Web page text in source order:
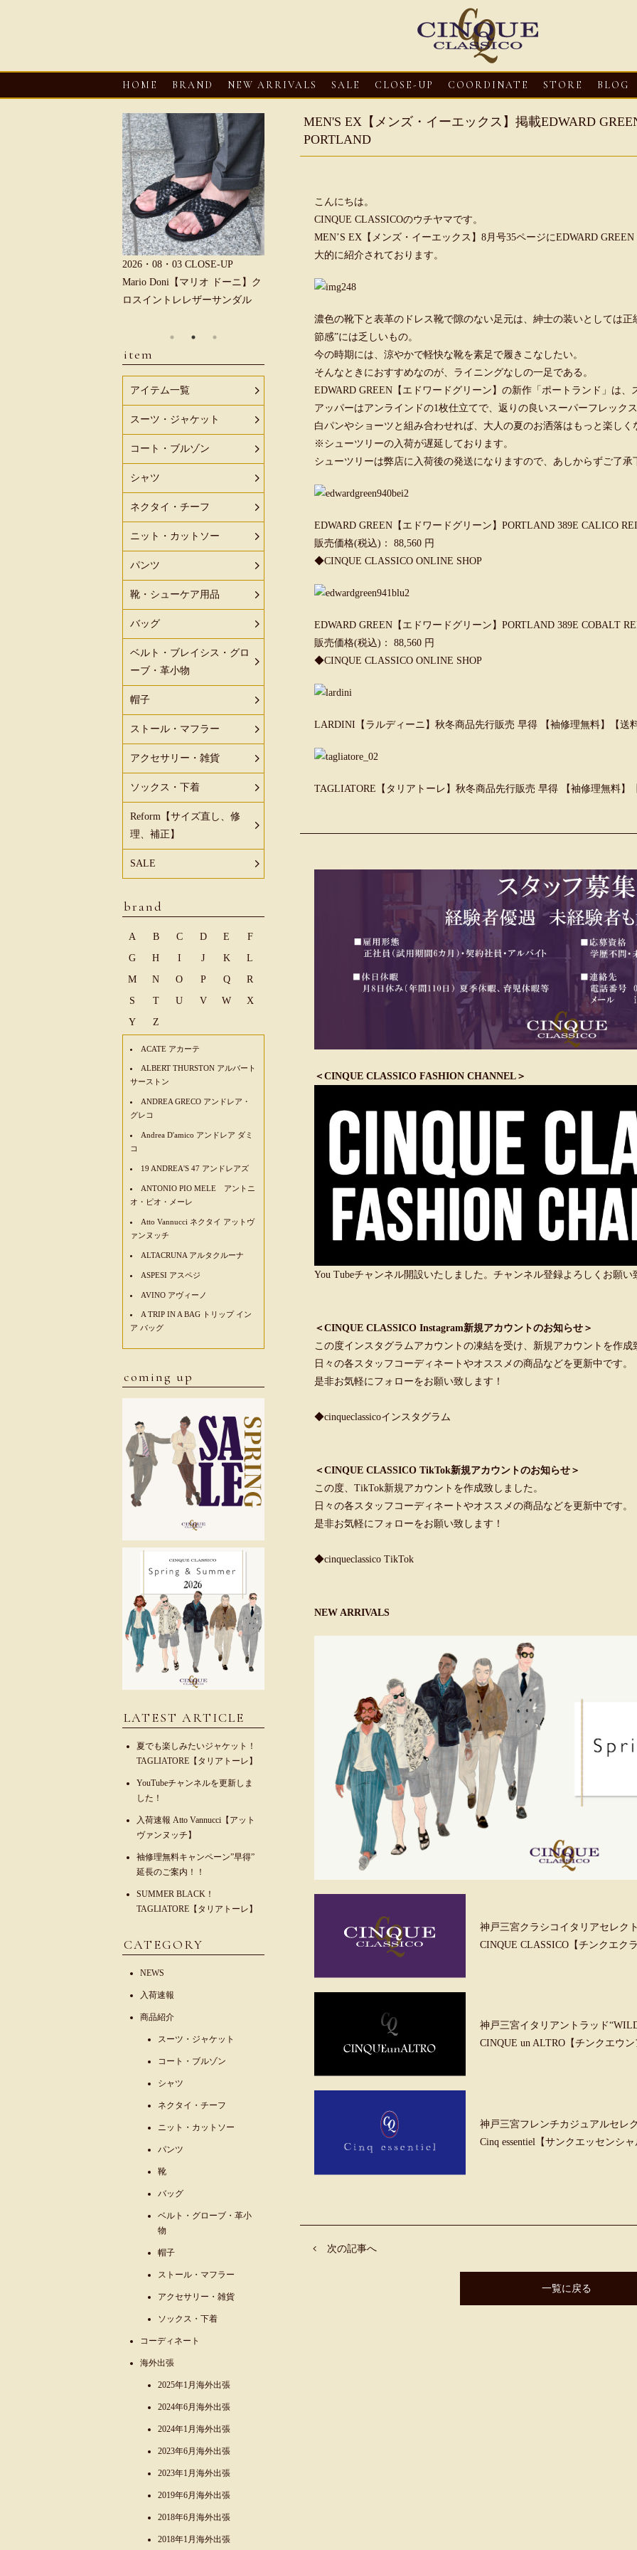
HOME BRAND NEW ARRIVALS SALE CLOSE-UP COORDINATE STORE BLOG
MEN'S EX【メンズ・イーエックス】掲載EDWARD
PORTLAND
こんにちは。
CINQUE CLASSICOのウチヤマです。
MEN’S EX【メンズ・イーエックス】8月号35ページにEDWARD
大的に紹介されております。
濃色の靴下と表革のドレス靴で隙のない足元は、紳士の装いとしては
節感”には乏しいもの。
今の時期には、涼やかで軽快な靴を素足で履きこなしたい。
そんなときにおすすめなのが、ライニングなしの一足である。
EDWARD GREEN【エドワードグリーン】の新作「ポートランド」は、
アッパーはアンラインドの1枚仕立てで、返りの良いスーパーフレック
白パンやショーツと組み合わせれば、大人の夏のお洒落はもっと楽しく
※シューツリーの入荷が遅延しております。
シューツリーは弊店に入荷後の発送になりますので、あしからずご了承
EDWARD GREEN【エドワードグリーン】PORTLAND 389E CALICO
販売価格(税込)： 88,560 円
◆CINQUE CLASSICO ONLINE SHOP
EDWARD GREEN【エドワードグリーン】PORTLAND 389E COBALT
販売価格(税込)： 88,560 円
◆CINQUE CLASSICO ONLINE SHOP
LARDINI【ラルディーニ】秋冬商品先行販売 早得 【袖修理無料】【送料
TAGLIATORE【タリアトーレ】秋冬商品先行販売 早得 【袖修理無料】
＜CINQUE CLASSICO FASHION CHANNEL＞
You Tubeチャンネル開設いたしました。チャンネル登録よろしくお願い
＜CINQUE CLASSICO Instagram新規アカウントのお知らせ＞
この度インスタグラムアカウントの凍結を受け、新規アカウントを作成
日々の各スタッフコーディネートやオススメの商品などを更新中です。
是非お気軽にフォローをお願い致します！
◆cinqueclassicoインスタグラム
＜CINQUE CLASSICO TikTok新規アカウントのお知らせ＞
この度、TikTok新規アカウントを作成致しました。
日々の各スタッフコーディネートやオススメの商品などを更新中です。
是非お気軽にフォローをお願い致します！
◆cinqueclassico TikTok
NEW ARRIVALS
神戸三宮クラシコイタリアセレク
CINQUE CLASSICO【チンクエクラ
神戸三宮イタリアントラッド
CINQUE un ALTRO【チンクエウン
神戸三宮フレンチカジュアルセレ
Cinq essentiel【サンクエッセンシャ
次の記事へ
一覧に戻る
2026・08・03 CLOSE-UP
Mario Doni【マリオ ドーニ】ク
ロスイントレレザーサンダル
Mario Doni【マリオ ドーニ】オ
2026・08・03
item
アイテム一覧
スーツ・ジャケット
コート・ブルゾン
シャツ
ネクタイ・チーフ
ニット・カットソー
パンツ
靴・シューケア用品
バッグ
ベルト・ブレイシス・グロ
ーブ・革小物
帽子
ストール・マフラー
アクセサリー・雑貨
ソックス・下着
Reform【サイズ直し、修
理、補正】
SALE
brand
A B C D E
F
G
H I J K
L
M
N O P Q
R
S
T U V W
X
Y
Z
ACATE アカーテ
ALBERT THURSTON アルバート
サーストン
ANDREA GRECO アンドレア・
グレコ
Andrea D'amico アンドレア ダミ
コ
19 ANDREA'S 47 アンドレアズ
ANTONIO PIO MELE アントニ
オ・ピオ・メーレ
Atto Vannucci ネクタイ アットヴ
ァンヌッチ
ALTACRUNA アルタクルーナ
ASPESI アスペジ
AVINO アヴィーノ
A TRIP IN A BAG トリップ イン
ア バッグ
coming up
LATEST ARTICLE
夏でも楽しみたいジャケット！
TAGLIATORE【タリアトーレ】
YouTubeチャンネルを更新しま
した！
入荷速報 Atto Vannucci【アット
ヴァンヌッチ】
袖修理無料キャンペーン”早得”
延長のご案内！！
SUMMER BLACK！
TAGLIATORE【タリアトーレ】
CATEGORY
NEWS
入荷速報
商品紹介
スーツ・ジャケット
コート・ブルゾン
シャツ
ネクタイ・チーフ
ニット・カットソー
パンツ
靴
バッグ
ベルト・グローブ・革小
物
帽子
ストール・マフラー
アクセサリー・雑貨
ソックス・下着
コーディネート
海外出張
2025年1月海外出張
2024年6月海外出張
2024年1月海外出張
2023年6月海外出張
2023年1月海外出張
2019年6月海外出張
2018年6月海外出張
2018年1月海外出張